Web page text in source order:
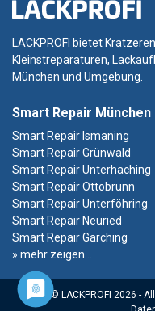
LACKPROFI bietet
Kleinstreparaturen,
München und Umgebung.
Smart Repair München
Smart Repair Ismaning
Smart Repair Grünwald
Smart Repair Unterhaching
Smart Repair Ottobrunn
Smart Repair Unterföhring
Smart Repair Neuried
Smart Repair Garching
» mehr zeigen...
© LACKPROFI 2026 -